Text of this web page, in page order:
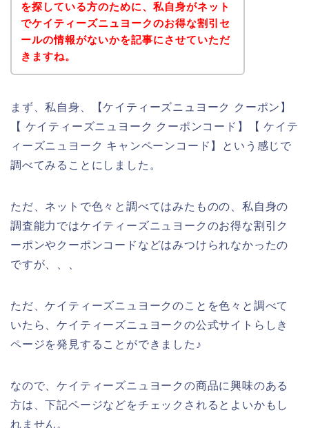
を探している方のために、私自身がネット
でケイティーズニュヨークのお得な割引セ
ールの情報がないかを記事にさせていただ
きますね。
まず、私自身、【ケイティーズニュヨーク クーポン】
【 ケイティーズニュヨーク クーポンコード】【 ケイテ
ィーズニュヨーク キャンペーンコード】という感じで
調べてみることにしました。
ただ、ネットで色々と調べてはみたものの、私自身の
調査能力ではケイティーズニュヨークのお得な割引ク
ーポンやクーポンコードなどはみつけられなかったの
ですが、、、
ただ、ケイティーズニュヨークのことを色々と調べて
いたら、ケイティーズニュヨークの公式サイトらしき
ページを発見することができました♪
なので、ケイティーズニュヨークの商品に興味のある
方は、下記ページなどをチェックされるとよいかもし
れません。